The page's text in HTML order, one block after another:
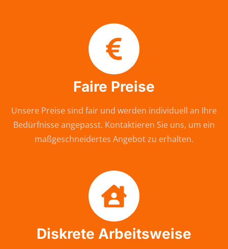
Faire Preise
Unsere Preise sind fair und werden individuell an Ihre
Bedürfnisse angepasst. Kontaktieren Sie uns, um ein
maßgeschneidertes Angebot zu erhalten.
Diskrete Arbeitsweise